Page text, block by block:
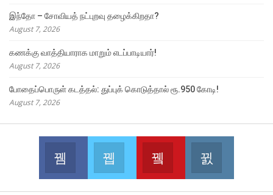
இந்தோ – சோவியத் நட்புறவு தழைக்கிறதா?
August 7, 2026
கணக்கு வாத்தியாராக மாறும் எடப்பாடியார்!
August 7, 2026
போதைப்பொருள் கடத்தல்: துப்புக் கொடுத்தால் ரூ.950 கோடி!
August 7, 2026
Facebook
Join us on FacebookJoin us on Twitter
Youtube
Join us on Youtube